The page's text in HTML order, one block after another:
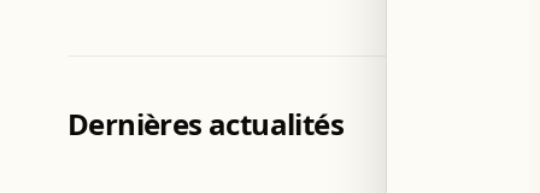
Dernières actualités